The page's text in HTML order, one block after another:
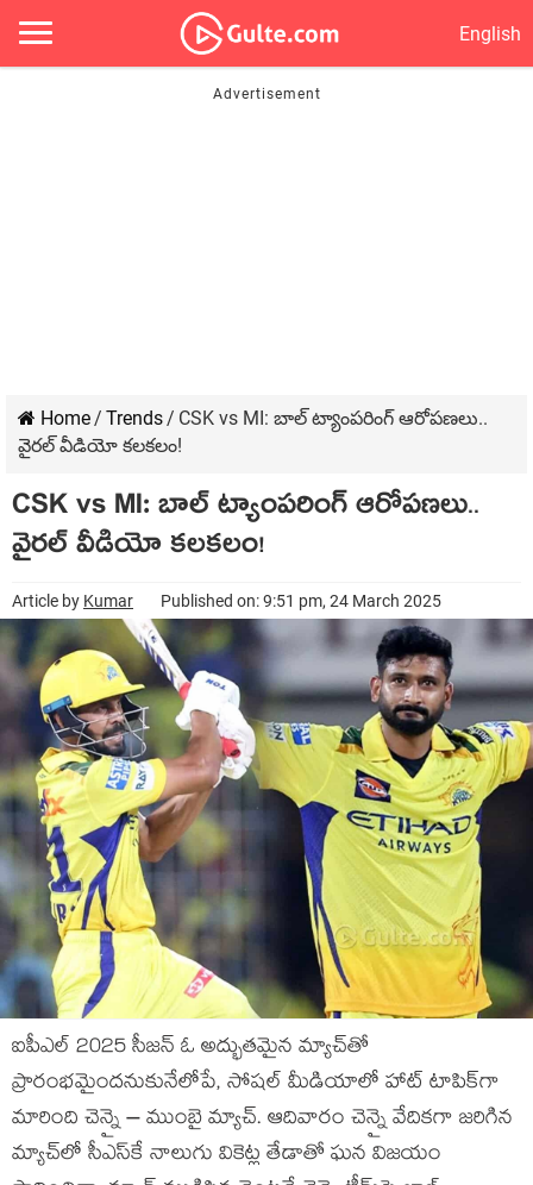
English
Home/ Trends/ CSK vs MI: బాల్ ట్యాంపరింగ్ ఆరోపణలు..
వైరల్ వీడియో కలకలం!
CSK vs MI: బాల్ ట్యాంపరింగ్ ఆరోపణలు..
వైరల్ వీడియో కలకలం!
Article by Kumar Published on: 9:51 pm, 24 March 2025
ఐపీఎల్ 2025 సీజన్‌ ఓ అద్భుతమైన మ్యాచ్‌తో
ప్రారంభమైందనుకునేలోపే, సోషల్ మీడియాలో హాట్ టాపిక్‌గా
మారింది చెన్నై – ముంబై మ్యాచ్. ఆదివారం చెన్నై వేదికగా జరిగిన
మ్యాచ్‌లో సీఎస్‌కే నాలుగు వికెట్ల తేడాతో ఘన విజయం